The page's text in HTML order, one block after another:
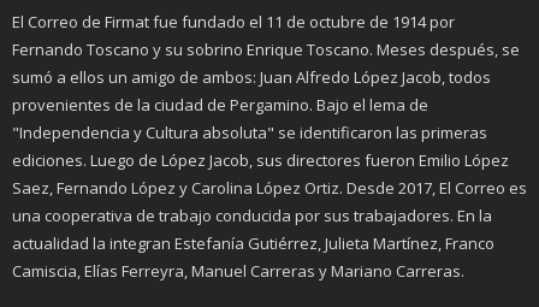
El Correo de Firmat fue fundado el 11 de octubre de 1914 por
Fernando Toscano y su sobrino Enrique Toscano. Meses después, se
sumó a ellos un amigo de ambos: Juan Alfredo López Jacob, todos
provenientes de la ciudad de Pergamino. Bajo el lema de
"Independencia y Cultura absoluta" se identificaron las primeras
ediciones. Luego de López Jacob, sus directores fueron Emilio López
Saez, Fernando López y Carolina López Ortiz. Desde 2017, El Correo es
una cooperativa de trabajo conducida por sus trabajadores. En la
actualidad la integran Estefanía Gutiérrez, Julieta Martínez, Franco
Camiscia, Elías Ferreyra, Manuel Carreras y Mariano Carreras.